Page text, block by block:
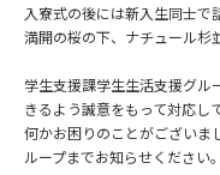
入寮式の後には新入生同士で
満開の桜の下、ナチュール杉
学生支援課学生生活支援グル
きるよう誠意をもって対応し
何かお困りのことがございま
ループまでお知らせください。